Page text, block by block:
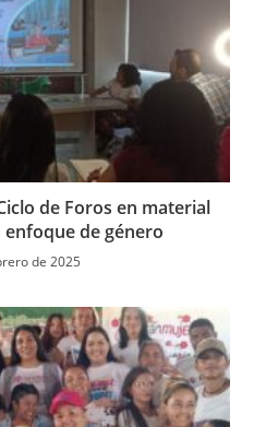
de Foros en material
de género
de 2025